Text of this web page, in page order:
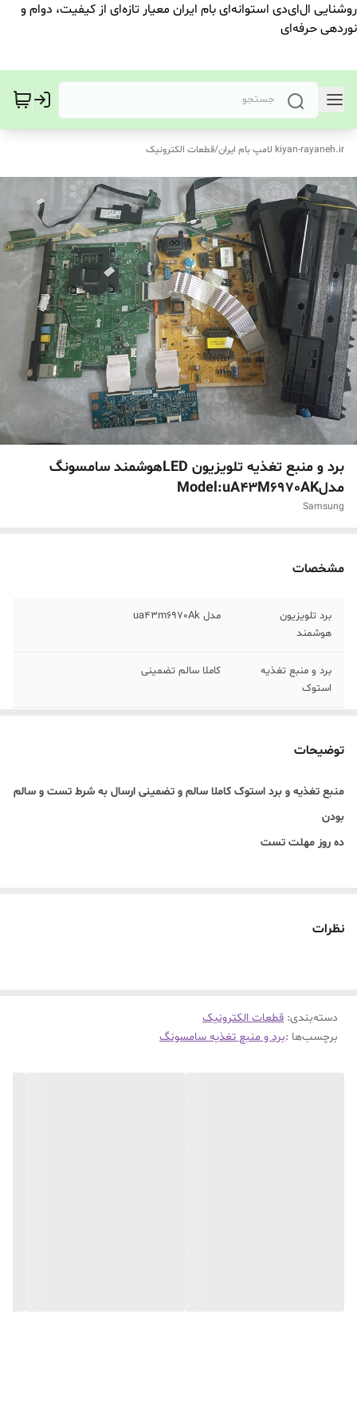
روشنایی ال‌ای‌دی استوانه‌ای بام ایران معیار تازه‌ای از کیفیت، دوام و
نوردهی حرفه‌ای
kiyan-rayaneh.ir لامپ بام ایران /قطعات الکترونیک
برد و منبع تغذیه تلویزیون LEDهوشمند سامسونگ
مدلModel:uA43M6970AK
Samsung
مشخصات
برد تلویزیون
هوشمند
مدل ua43m6970Ak
برد و منبع تغذیه
استوک
کاملا سالم تضمینی
سلامت
توضیحات
منبع تغذیه و برد استوک کاملا سالم و تضمینی ارسال به شرط تست و سالم
بودن
ده روز مهلت تست
نظرات
دسته‌بندی: قطعات الکترونیک
برچسب‌ها :برد و منبع تغذیه سامسونگ